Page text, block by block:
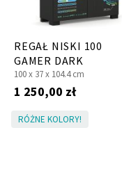
REGAŁ NISKI 100
GAMER DARK
100 x 37 x 104.4 cm
1 250,00 zł
RÓŻNE KOLORY!